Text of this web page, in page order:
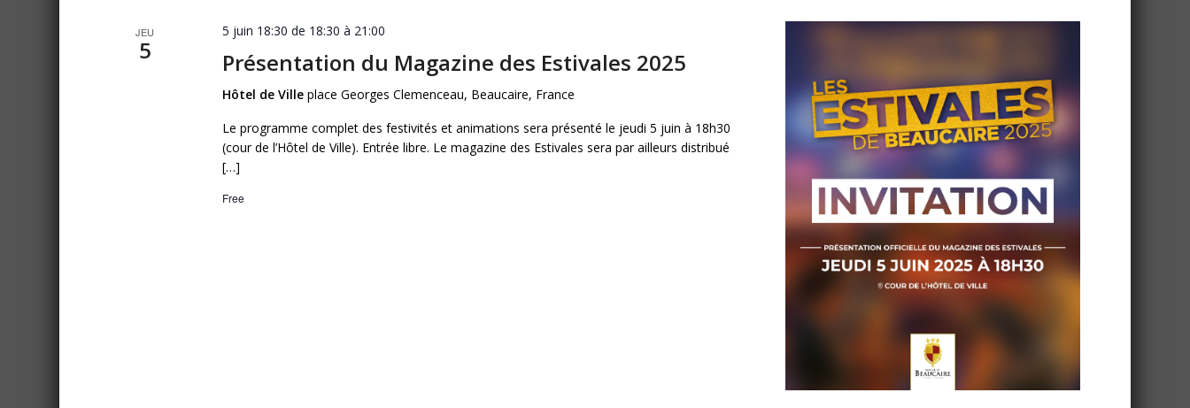
JEU
5
5 juin 18:30 de 18:30 à 21:00
Présentation du Magazine des Estivales 2025
Hôtel de Villeplace Georges Clemenceau, Beaucaire, France
Le programme complet des festivités et animations sera présenté le jeudi 5 juin à 18h30
(cour de l’Hôtel de Ville). Entrée libre. Le magazine des Estivales sera par ailleurs distribué
[…]
Free